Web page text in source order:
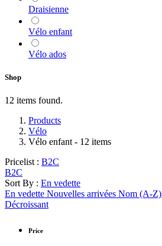
Draisienne
Vélo enfant
Vélo ados
Shop
12 items found.
Products
Vélo
Vélo enfant - 12 items
Pricelist : B2C
B2C
Sort By : En vedette
En vedette Nouvelles arrivées Nom (A-Z)
Décroissant
Price